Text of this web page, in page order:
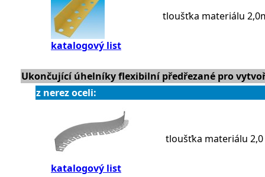
katalogový list
tloušťka materiálu
Ukončující úhelníky flexibilní předřezané pro
z nerez oceli:
katalogový list
tloušťka materiálu